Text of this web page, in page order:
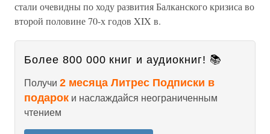
стали очевидны по ходу развития Балканского кризиса во
второй половине 70-х годов XIX в.
Более 800 000 книг и аудиокниг! 📚
Получи 2 месяца Литрес Подписки в
подарок и наслаждайся неограниченным
чтением